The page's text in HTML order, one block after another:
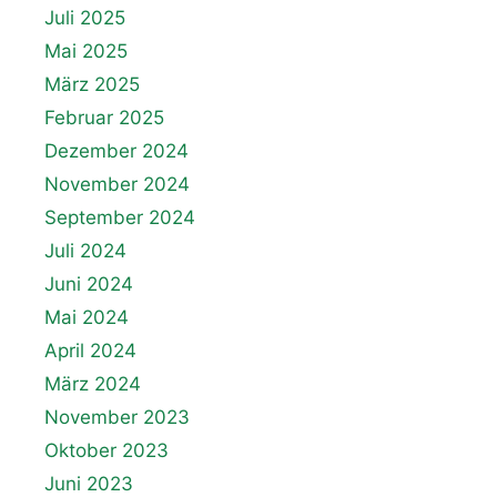
Juli 2025
Mai 2025
März 2025
Februar 2025
Dezember 2024
November 2024
September 2024
Juli 2024
Juni 2024
Mai 2024
April 2024
März 2024
November 2023
Oktober 2023
Juni 2023